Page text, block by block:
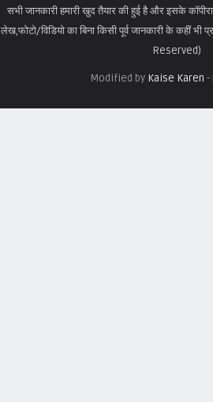
सभी जानकारी हमारी खुद तैयार की हुई है और इसके
लेख,फोटो/विडियो का बिना किसी पूर्व जानकारी के कहीं
Reserved)
Modified by Kaise Karen -